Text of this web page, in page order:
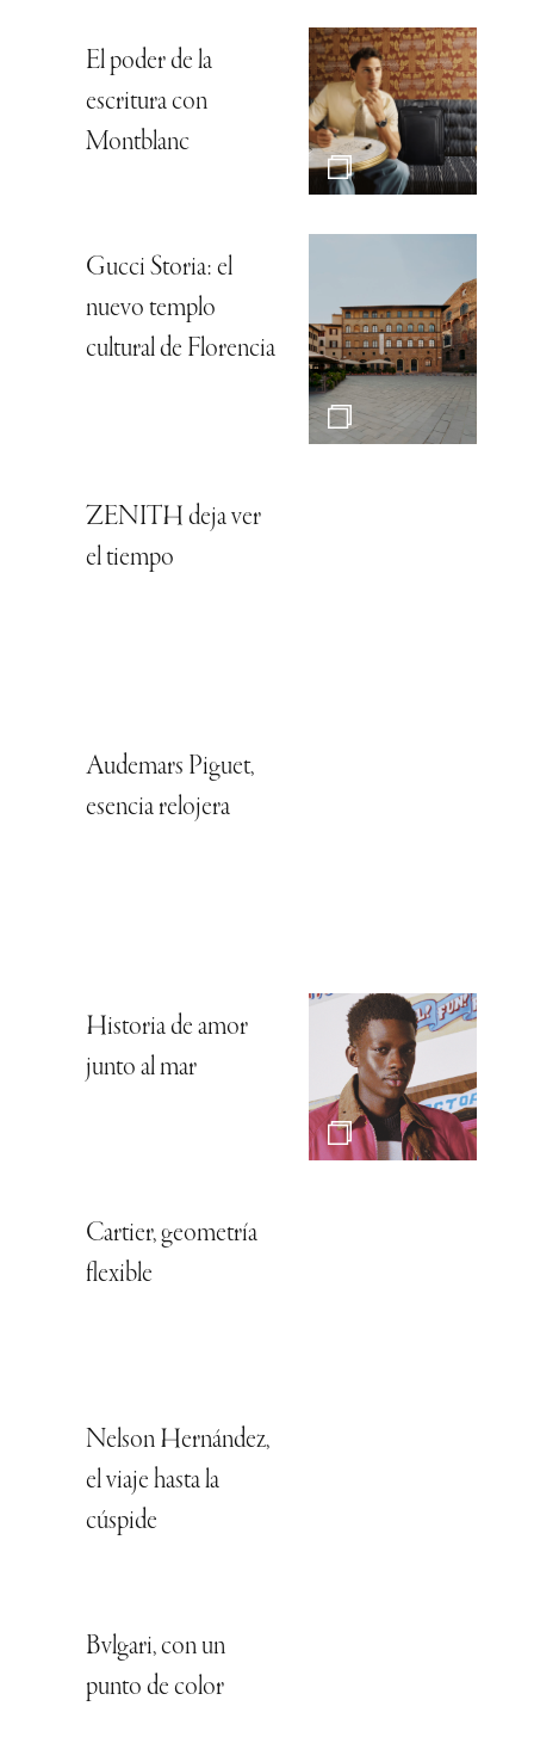
El poder de la
escritura con
Montblanc
Gucci Storia: el
nuevo templo
cultural de Florencia
ZENITH deja ver
el tiempo
Audemars Piguet,
esencia relojera
Historia de amor
junto al mar
Cartier, geometría
flexible
Nelson Hernández,
el viaje hasta la
cúspide
Bvlgari, con un
punto de color